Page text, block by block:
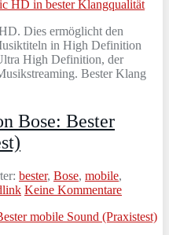
Dies ermöglicht den
in High Definition
High Definition, der
Bester Klang
Bose: Bester
bester, Bose, mobile,
Keine Kommentare